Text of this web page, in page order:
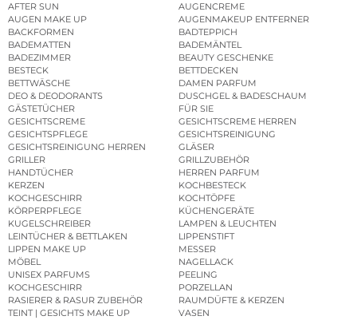
AFTER SUN
AUGENCREME
AUGEN MAKE UP
AUGENMAKEUP ENTFERNER
BACKFORMEN
BADTEPPICH
BADEMATTEN
BADEMÄNTEL
BADEZIMMER
BEAUTY GESCHENKE
BESTECK
BETTDECKEN
BETTWÄSCHE
DAMEN PARFUM
DEO & DEODORANTS
DUSCHGEL & BADESCHAUM
GÄSTETÜCHER
FÜR SIE
GESICHTSCREME
GESICHTSCREME HERREN
GESICHTSPFLEGE
GESICHTSREINIGUNG
GESICHTSREINIGUNG HERREN
GLÄSER
GRILLER
GRILLZUBEHÖR
HANDTÜCHER
HERREN PARFUM
KERZEN
KOCHBESTECK
KOCHGESCHIRR
KOCHTÖPFE
KÖRPERPFLEGE
KÜCHENGERÄTE
KUGELSCHREIBER
LAMPEN & LEUCHTEN
LEINTÜCHER & BETTLAKEN
LIPPENSTIFT
LIPPEN MAKE UP
MESSER
MÖBEL
NAGELLACK
UNISEX PARFUMS
PEELING
KOCHGESCHIRR
PORZELLAN
RASIERER & RASUR ZUBEHÖR
RAUMDÜFTE & KERZEN
TEINT | GESICHTS MAKE UP
VASEN